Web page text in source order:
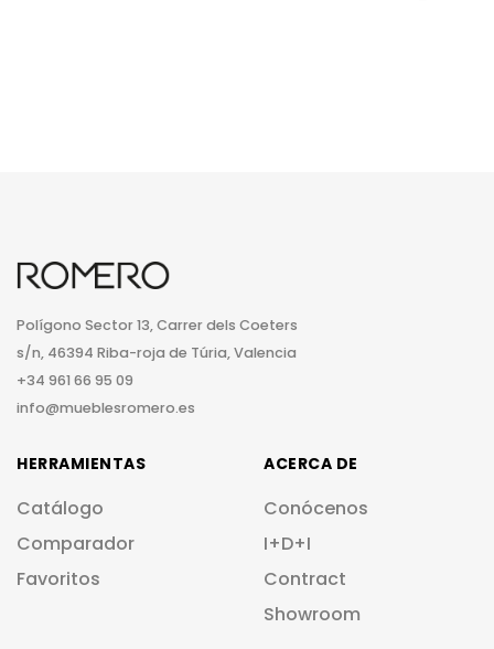
Polígono Sector 13, Carrer dels Coeters
s/n, 46394 Riba-roja de Túria, Valencia
+34 961 66 95 09
info@mueblesromero.es
HERRAMIENTAS
Catálogo
Comparador
Favoritos
ACERCA DE
Conócenos
I+D+I
Contract
Showroom